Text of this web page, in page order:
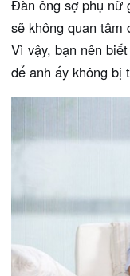
Đàn ông sợ phụ nữ
sẽ không quan tâm
Vì vậy, bạn nên
để anh ấy không bị